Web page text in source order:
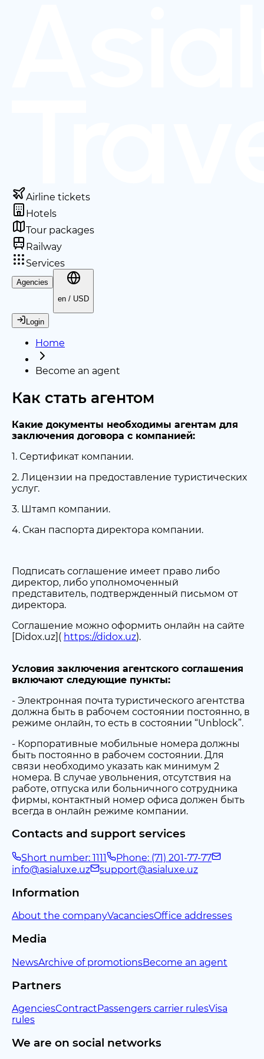
Airline tickets
Hotels
Tour packages
Railway
Services
Agencies
en / USD
Login
Home
Become an agent
Как стать агентом
Какие документы необходимы агентам для
заключения договора с компанией:
1. Сертификат компании.
2. Лицензии на предоставление туристических
услуг.
3. Штамп компании.
4. Скан паспорта директора компании.
Подписать соглашение имеет право либо
директор, либо уполномоченный
представитель, подтвержденный письмом от
директора.
Соглашение можно оформить онлайн на сайте
[Didox.uz]( https://didox.uz).
Условия заключения агентского соглашения
включают следующие пункты:
- Электронная почта туристического агентства
должна быть в рабочем состоянии постоянно, в
режиме онлайн, то есть в состоянии “Unblock”.
- Корпоративные мобильные номера должны
быть постоянно в рабочем состоянии. Для
связи необходимо указать как минимум 2
номера. В случае увольнения, отсутствия на
работе, отпуска или больничного сотрудника
фирмы, контактный номер офиса должен быть
всегда в онлайн режиме компании.
Contacts and support services
Short number: 1111
Phone: (71) 201-77-77
info@asialuxe.uz
support@asialuxe.uz
Information
About the companyVacanciesOffice addresses
Media
NewsArchive of promotionsBecome an agent
Partners
AgenciesContract Passengers carrier rulesVisa
rules
We are on social networks